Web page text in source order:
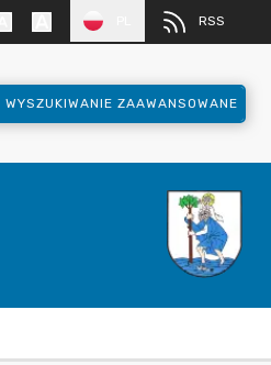
RSS
WYSZUKIWANIE ZAAWANSOWANE